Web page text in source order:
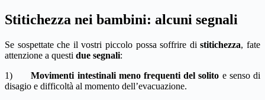
Stitichezza nei bambini: alcuni segnali
Se sospettate che il vostri piccolo possa soffrire distitichezza, fate
attenzione a questi due segnali:
1)Movimenti intestinali meno frequenti del solito e senso di
disagio e difficoltà al momento dell’evacuazione.